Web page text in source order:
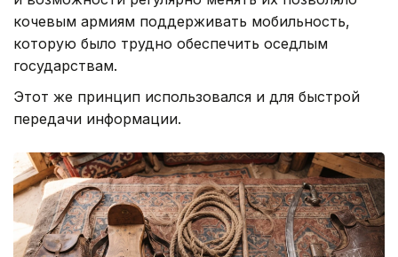
кочевым армиям поддерживать мобильность,
которую было трудно обеспечить оседлым
государствам.
Этот же принцип использовался и для быстрой
передачи информации.